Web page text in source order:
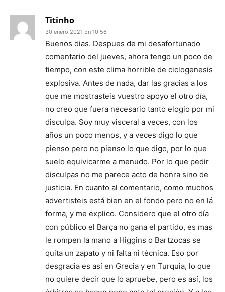
Titinho
30 enero 2021 En 10:56
Buenos dias. Despues de mi desafortunado
comentario del jueves, ahora tengo un poco de
tiempo, con este clima horrible de ciclogenesis
explosiva. Antes de nada, dar las gracias a los
que me mostrasteis vuestro apoyo el otro día,
no creo que fuera necesario tanto elogio por mi
disculpa. Soy muy visceral a veces, con los
años un poco menos, y a veces digo lo que
pienso pero no pienso lo que digo, por lo que
suelo equivicarme a menudo. Por lo que pedir
disculpas no me parece acto de honra sino de
justicia. En cuanto al comentario, como muchos
advertisteis está bien en el fondo pero no en lá
forma, y me explico. Considero que el otro día
con público el Barça no gana el partido, es mas
le rompen la mano a Higgins o Bartzocas se
quita un zapato y ni falta ni técnica. Eso por
desgracia es así en Grecia y en Turquia, lo que
no quiere decir que lo apruebe, pero es así, los